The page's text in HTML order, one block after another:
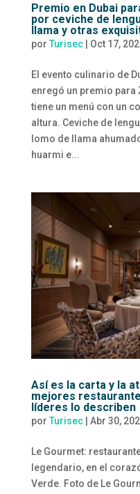
Premio en Dubai
por ceviche de
llama y otras
por Turisec| Oct 17,
El evento culinario de
enregó un premio para
tiene un menú con un
altura. Ceviche de
lomo de llama
huarmi e...
Así es la carta y la
mejores
líderes lo describen
por Turisec| Abr 30,
Le Gourmet:
legendario, en el
Verde. Foto de Le